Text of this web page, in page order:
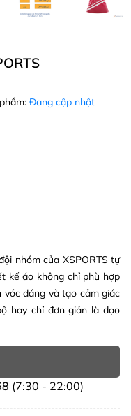
Đang cập nhật
nhóm của XSPORTS tự
kế áo không chỉ phù hợp
dáng và tạo cảm giác
hay chỉ đơn giản là dạo
(7:30 - 22:00)